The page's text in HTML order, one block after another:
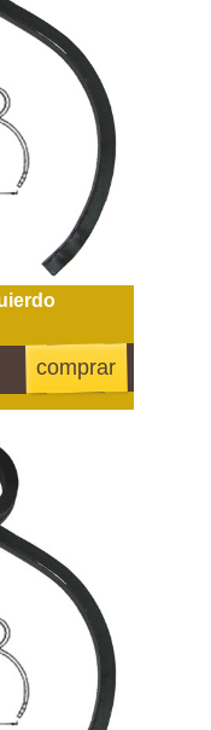
comprar